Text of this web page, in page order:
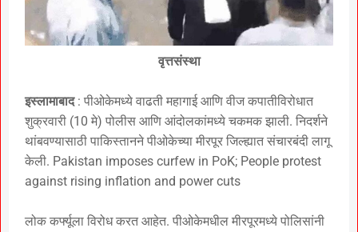
वृत्तसंस्था
इस्लामाबाद: पीओकेमध्ये वाढती महागाई आणि वीज कपातीविरोधात
शुक्रवारी (10 मे) पोलीस आणि आंदोलकांमध्ये चकमक झाली. निदर्शने
थांबवण्यासाठी पाकिस्तानने पीओकेच्या मीरपूर जिल्ह्यात संचारबंदी लागू
केली. Pakistan imposes curfew in PoK; People protest
against rising inflation and power cuts
लोक कर्फ्यूला विरोध करत आहेत. पीओकेमधील मीरपूरमध्ये पोलिसांनी